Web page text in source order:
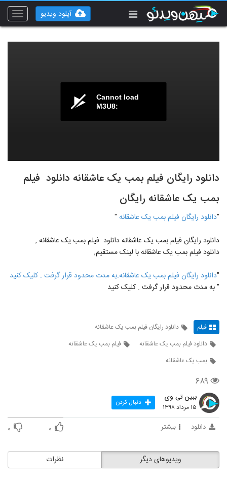
Toggle
آپلود ویدیو
Cannot load
M3U8:
دانلود رایگان فیلم بمب یک عاشقانه دانلود فیلم
بمب یک عاشقانه رایگان
"دانلود رایگان فیلم بمب یک عاشقانه "
دانلود رایگان فیلم بمب یک عاشقانه دانلود فیلم بمب یک عاشقانه ,
دانلود فیلم بمب یک عاشقانه با لینک مستقیم,
"دانلود رایگان فیلم بمب یک عاشقانه.به مدت محدود قرار گرفت . کلیک کنید
" به مدت محدود قرار گرفت . کلیک کنید
فیلم
دانلود رایگان فیلم بمب یک عاشقانه
دانلود فیلم بمب یک عاشقانه
فیلم بمب یک عاشقانه
بمب یک عاشقانه
۶۸۹
ببین تی وی
۱۵ مرداد ۱۳۹۸ دنبال کردن
دانلود بیشتر ۰ ۰
نظرات ویدیوهای دیگر